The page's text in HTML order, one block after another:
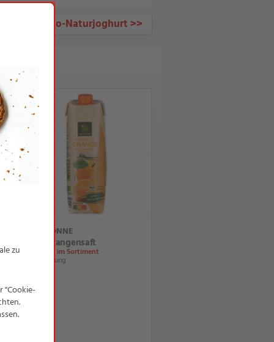
Bio-Naturjoghurt >>
BIO SONNE
Bio-Orangensaft
Ständig im Sortiment
1-l-Packung